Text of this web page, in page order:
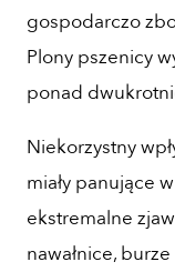
gospodarczo
Plony pszenicy
ponad
Niekorzystny
miały panujące
ekstremalne
nawałnice,